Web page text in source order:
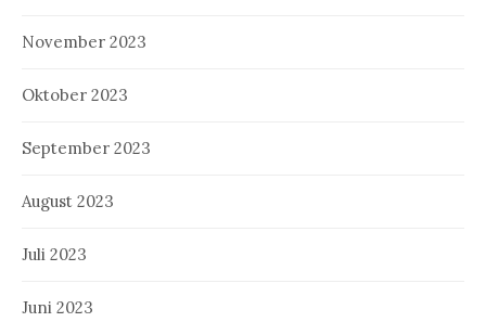
November 2023
Oktober 2023
September 2023
August 2023
Juli 2023
Juni 2023